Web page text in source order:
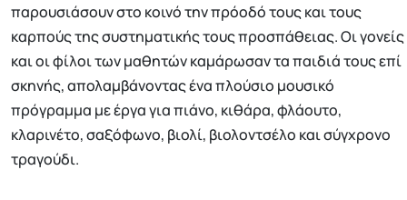
παρουσιάσουν στο κοινό την πρόοδό τους και τους
καρπούς της συστηματικής τους προσπάθειας. Οι γονείς
και οι φίλοι των μαθητών καμάρωσαν τα παιδιά τους επί
σκηνής, απολαμβάνοντας ένα πλούσιο μουσικό
πρόγραμμα με έργα για πιάνο, κιθάρα, φλάουτο,
κλαρινέτο, σαξόφωνο, βιολί, βιολοντσέλο και σύγχρονο
τραγούδι.